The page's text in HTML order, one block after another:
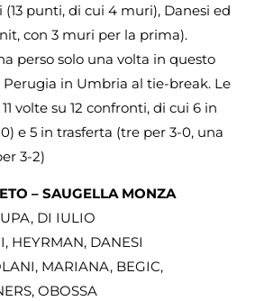
punti, di cui 4 muri), Danesi ed
con 3 muri per la prima).
perso solo una volta in questo
in Umbria al tie-break. Le
volte su 12 confronti, di cui 6 in
e 5 in trasferta (tre per 3-0, una
3-2)
– SAUGELLA MONZA
DI IULIO
HEYRMAN, DANESI
MARIANA, BEGIC,
OBOSSA